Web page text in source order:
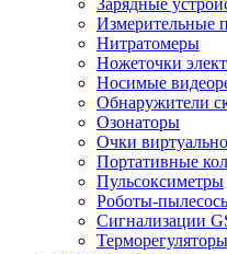
Зарядные
Измерительные
Нитратомеры
Ножеточки
Носимые
Обнаружители
Озонаторы
Очки
Портативные
Пульсоксиметры
Роботы-
Сигнализации
Терморегуляторы